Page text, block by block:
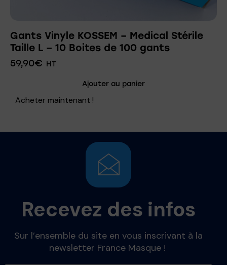
Gants Vinyle KOSSEM – Medical Stérile
Taille L – 10 Boites de 100 gants
59,90€ HT
Ajouter au panier
Acheter maintenant !
Recevez des infos
Sur l’ensemble du site en vous inscrivant à la
newsletter France Masque !